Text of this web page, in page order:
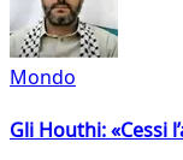
Mondo
Gli Houthi: «Cessi